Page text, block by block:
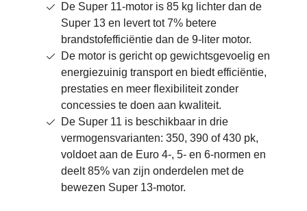
De Super 11-motor is 85 kg lichter dan de
Super 13 en levert tot 7% betere
brandstofefficiëntie dan de 9-liter motor.
De motor is gericht op gewichtsgevoelig en
energiezuinig transport en biedt efficiëntie,
prestaties en meer flexibiliteit zonder
concessies te doen aan kwaliteit.
De Super 11 is beschikbaar in drie
vermogensvarianten: 350, 390 of 430 pk,
voldoet aan de Euro 4-, 5- en 6-normen en
deelt 85% van zijn onderdelen met de
bewezen Super 13-motor.